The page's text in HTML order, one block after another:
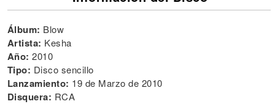
Álbum: Blow
Artista: Kesha
Año: 2010
Tipo: Disco sencillo
Lanzamiento: 19 de Marzo de 2010
Disquera: RCA